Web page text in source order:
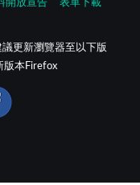
開放宣告 表單下載
更新瀏覽器至以下版
版本Firefox